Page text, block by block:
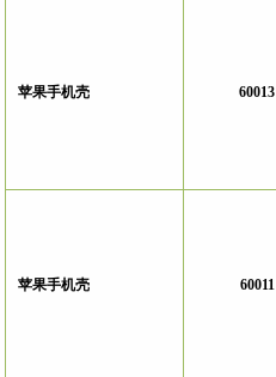
苹果手机壳 60013
苹果手机壳 60011